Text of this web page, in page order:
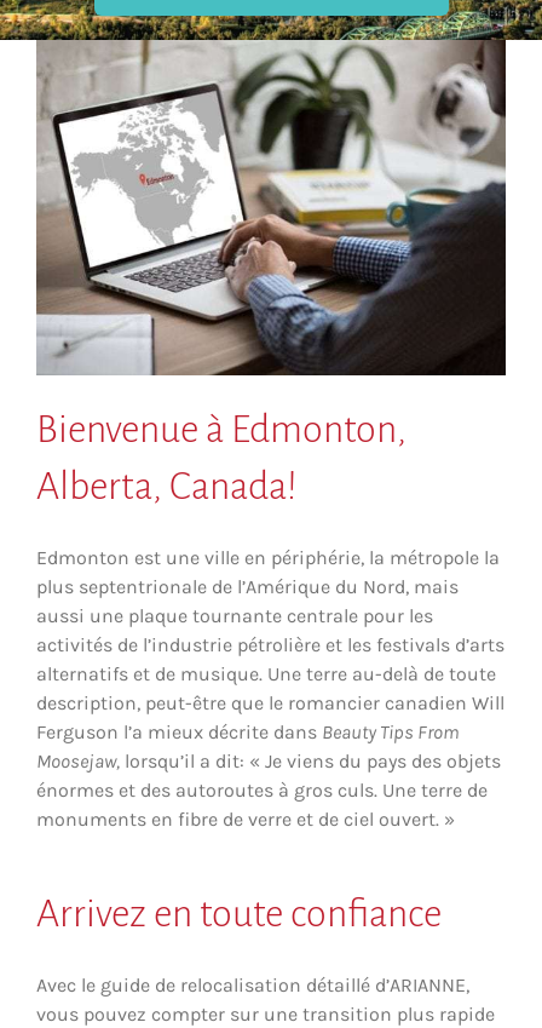
Bienvenue à Edmonton,
Alberta, Canada!
Edmonton est une ville en périphérie, la métropole la
plus septentrionale de l’Amérique du Nord, mais
aussi une plaque tournante centrale pour les
activités de l’industrie pétrolière et les festivals d’arts
alternatifs et de musique. Une terre au-delà de toute
description, peut-être que le romancier canadien Will
Ferguson l’a mieux décrite dans Beauty Tips From
Moosejaw, lorsqu’il a dit: « Je viens du pays des objets
énormes et des autoroutes à gros culs. Une terre de
monuments en fibre de verre et de ciel ouvert. »
Arrivez en toute confiance
Avec le guide de relocalisation détaillé d’ARIANNE,
vous pouvez compter sur une transition plus rapide